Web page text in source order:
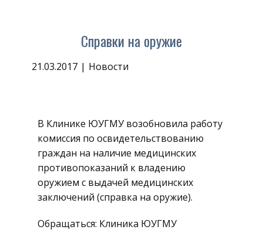
Справки на оружие
21.03.2017 Новости
В Клинике ЮУГМУ возобновила работу
комиссия по освидетельствованию
граждан на наличие медицинских
противопоказаний к владению
оружием с выдачей медицинских
заключений (справка на оружие).
Обращаться: Клиника ЮУГМУ